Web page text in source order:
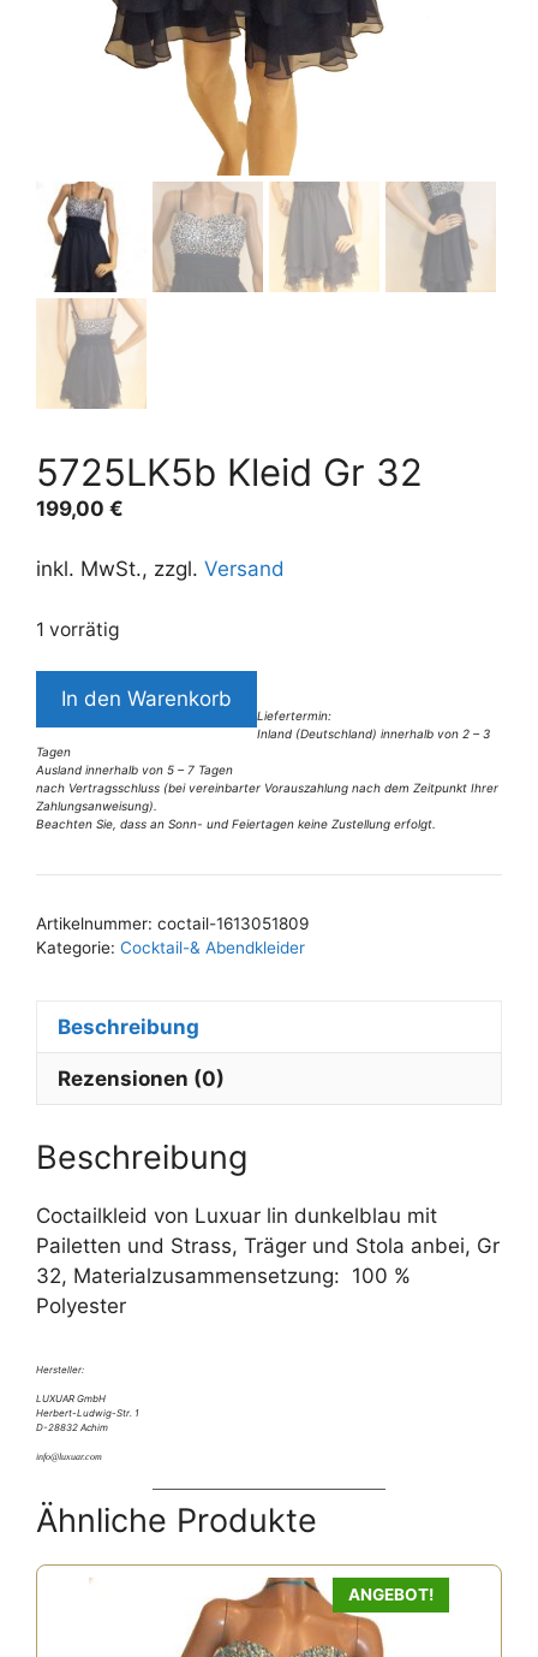
5725LK5b Kleid Gr 32
199,00 €
inkl. MwSt., zzgl. Versand
1 vorrätig
5725LK5b
Gr
32
Menge
In den Warenkorb
Liefertermin:
Inland (Deutschland) innerhalb von 2 – 3
Tagen
Ausland innerhalb von 5 – 7 Tagen
nach Vertragsschluss (bei vereinbarter Vorauszahlung nach dem Zeitpunkt Ihrer
Zahlungsanweisung).
Beachten Sie, dass an Sonn- und Feiertagen keine Zustellung erfolgt.
l
e
t
e
Artikelnummer: coctail-1613051809
Kategorie: Cocktail-& Abendkleider
Beschreibung
Rezensionen (0)
Beschreibung
Coctailkleid von Luxuar lin dunkelblau mit
Pailetten und Strass, Träger und Stola anbei, Gr
32, Materialzusammensetzung: 100 %
Polyester
Hersteller:
LUXUAR GmbH
Herbert-Ludwig-Str. 1
D-28832 Achim
info@luxuar.com
Ähnliche Produkte
ANGEBOT!